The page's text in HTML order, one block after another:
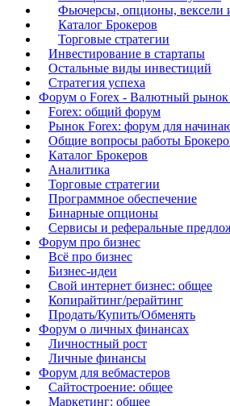
Фьючерсы, опционы, вексели
Каталог Брокеров
Торговые стратегии
Инвестирование в стартапы
Остальные виды инвестиций
Стратегия успеха
Форум о Forex - Валютный
Forex: общий форум
Рынок Forex: форум для
Общие вопросы работы
Каталог Брокеров
Аналитика
Торговые стратегии
Программное обеспечение
Бинарные опционы
Сервисы и реферальные
Форум про бизнес
Всё про бизнес
Бизнес-идеи
Свой интернет бизнес: общее
Копирайтинг/рерайтинг
Продать/Купить/Обменять
Форум о личных финансах
Личностный рост
Личные финансы
Форум для вебмастеров
Сайтостроение: общее
Маркетинг: общее